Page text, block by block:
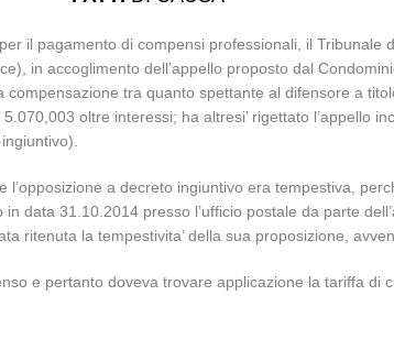
il pagamento di compensi professionali, il
in accoglimento dell’appello proposto dal
tra quanto spettante al difensore a
oltre interessi; ha altresi’ rigettato l’appello
a decreto ingiuntivo era tempestiva,
data 31.10.2014 presso l’ufficio postale da parte
ritenuta la tempestivita’ della sua proposizione,
e pertanto doveva trovare applicazione la tariffa di